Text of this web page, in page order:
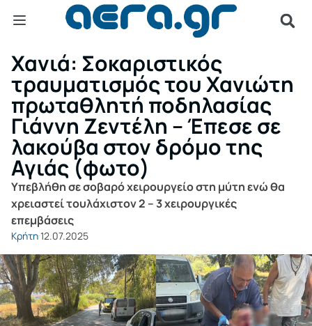
Χανιά: Σοκαριστικός
τραυματισμός του Χανιώτη
πρωταθλητή ποδηλασίας
Γιάννη Ζεντέλη – Έπεσε σε
λακούβα στον δρόμο της
Αγιάς (φωτο)
Υπεβλήθη σε σοβαρό χειρουργείο στη μύτη ενώ θα
χρειαστεί τουλάχιστον 2 – 3 χειρουργικές
επεμβάσεις
Κρήτη12.07.2025